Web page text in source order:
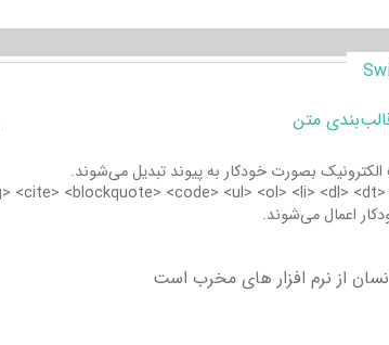
متن
بصورت خودکار به پیوند تبدیل می‌شوند.
اعمال می‌شوند.
از نرم افزار های مخرب است